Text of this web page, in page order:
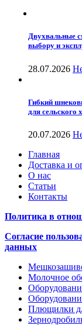
Двухвальные
выбору и
28.07.2026
Гибкий
для сельского
20.07.2026
Главная
Доставка и
О нас
Статьи
Контакты
Политика в
Согласие
данных
Молочное
Плющилки